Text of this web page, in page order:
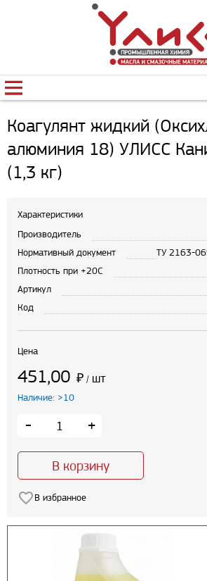
Коагулянт жидкий
алюминия 18) УЛИСС
(1,3 кг)
Характеристики
Производитель
Нормативный документ
ТУ 2163-
Плотность при +20С
Артикул
Код
Цена
451,00 ₽ / шт
Наличие: >10
- +
В корзину
В избранное